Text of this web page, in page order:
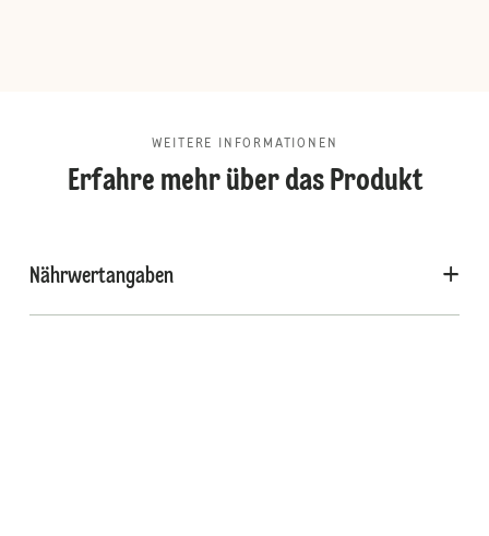
WEITERE INFORMATIONEN
Erfahre mehr über das Produkt
Nährwertangaben